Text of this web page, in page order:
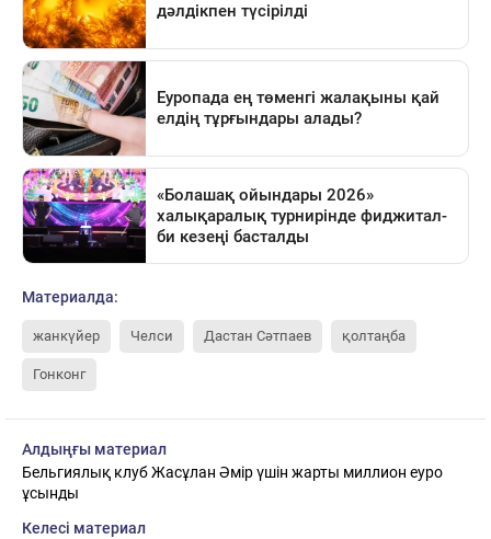
Материалда:
жанкүйер Челси Дастан Сәтпаев қолтаңба
Гонконг
Алдыңғы материал
Бельгиялық клуб Жасұлан Әмір үшін жарты миллион еуро
ұсынды
Келесі материал